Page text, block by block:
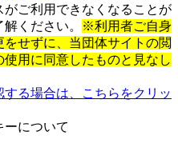
ご利用できなくなることが
ください。
※利用者ご自身
をせずに、当団体サイトの閲
用に同意したものと見なし
る場合は、こちらをクリッ
ーについて